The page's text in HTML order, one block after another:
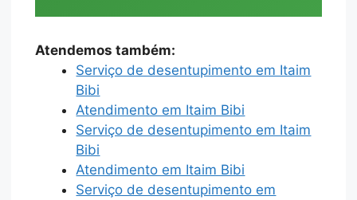
Atendemos também:
Serviço de desentupimento em Itaim
Bibi
Atendimento em Itaim Bibi
Serviço de desentupimento em Itaim
Bibi
Atendimento em Itaim Bibi
Serviço de desentupimento em